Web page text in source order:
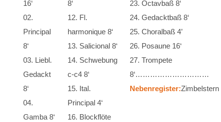
16‘
02.
Principal
8‘
03. Liebl.
Gedackt
8‘
04.
Gamba 8‘
8‘
12. Fl.
harmonique 8‘
13. Salicional 8‘
14. Schwebung
c-c4 8‘
15. Ital.
Principal 4‘
16. Blockflöte
23. Octavbaß 8‘
24. Gedacktbaß 8‘
25. Choralbaß 4’
26. Posaune 16‘
27. Trompete
8‘…………………………
Nebenregister:Zimbelstern